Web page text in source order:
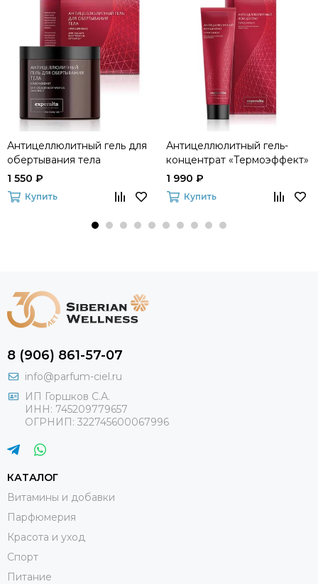
Антицеллюлитный гель для
обертывания тела
«Криоэффект» Experalta The
Body Lab
1 550 ₽
Купить
Антицеллюлитный гель-
концентрат «Термоэффект»
Experalta The Body Lab
1 990 ₽
Купить
8 (906) 861-57-07
info@parfum-ciel.ru
ИП Горшков С.А.
ИНН: 745209779657
ОГРНИП: 322745600067996
КАТАЛОГ
Витамины и добавки
Парфюмерия
Красота и уход
Спорт
Питание